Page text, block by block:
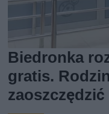
Biedronka
gratis.
zaoszczędzić